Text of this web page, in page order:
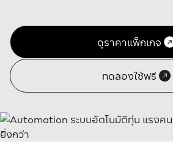
ดูราคาแพ็กเกจ
ทดลองใช้ฟรี